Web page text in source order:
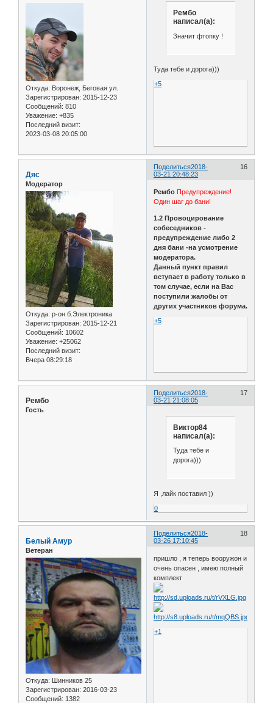
Откуда: Воронеж, Беговая ул.
Зарегистрирован: 2015-12-23
Сообщений: 810
Уважение: +835
Последний визит:
2023-03-08 20:05:00
Рембо
написал(а):
Значит фтопку !
Туда тебе и дорога)))
+5
Поделиться 16
2018-
03-21 20:48:23
Дяс
Модератор
Откуда: р-он б.Электроника
Зарегистрирован: 2015-12-21
Сообщений: 10602
Уважение: +25062
Последний визит:
Вчера 08:29:18
Рембо Предупреждение!
Один шаг до бани!
1.2 Провоцирование
собеседников -
предупреждение либо 2
дня бани -на усмотрение
модератора.
Данный пункт правил
вступает в работу только в
том случае, если на Вас
поступили жалобы от
других участников форума.
+5
Поделиться 17
2018-
03-21 21:08:05
Рембо
Гость
Виктор84
написал(а):
Туда тебе и
дорога)))
Я ,лайк поставил ))
0
Поделиться 18
2018-
03-26 17:10:45
Белый Амур
Ветеран
Откуда: Шинников 25
Зарегистрирован: 2016-03-23
Сообщений: 1382
пришло , я теперь вооружон и
очень опасен , имею полный
комплект
+1